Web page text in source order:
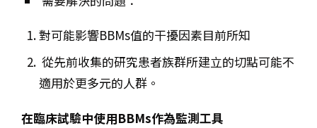
對可能影響BBMs值的干擾因素目前所知
從先前收集的研究患者族群所建立的切點可能不
適用於更多元的人群。
在臨床試驗中使用BBMs作為監測工具